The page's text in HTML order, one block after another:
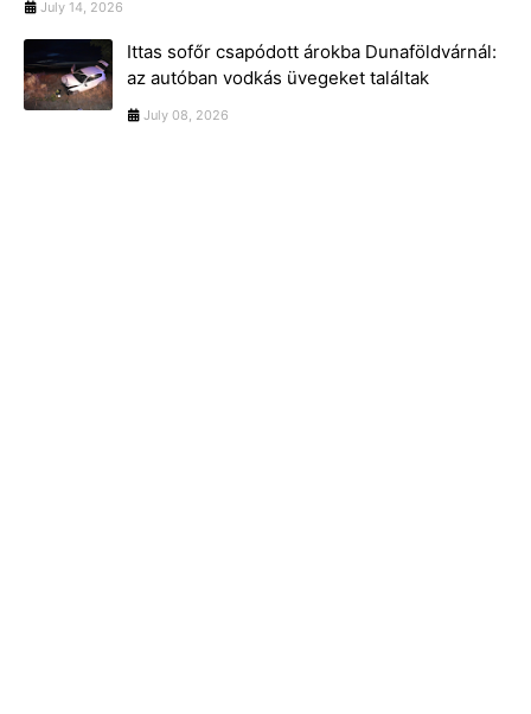
July 14, 2026
Ittas sofőr csapódott árokba Dunaföldvárnál:
az autóban vodkás üvegeket találtak
July 08, 2026